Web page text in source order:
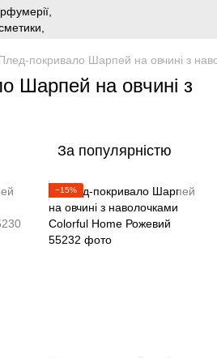
покривало Шарпей на овчині з
Шарпей на овчині з
За популярністю
−15%